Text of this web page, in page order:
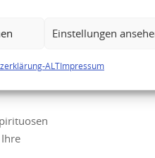
Einstellungen
ALTImpressum